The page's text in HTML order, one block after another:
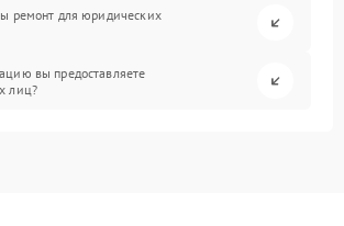
ремонт для юридических
вы предоставляете
лиц?